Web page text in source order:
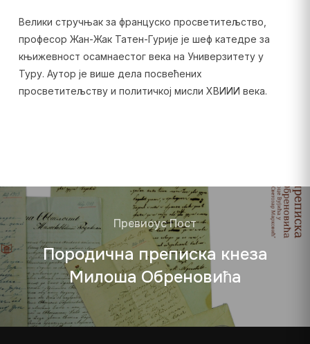
Велики стручњак за француско просветитељство,
професор Жан-Жак Татен-Гурије је шеф катедре за
књижевност осамнаестог века на Универзитету у
Туру. Аутор је више дела посвећених
просветитељству и политичкој мисли XВИИИ века.
Превиоус Пост
Породична преписка кнеза
Милоша Обреновића